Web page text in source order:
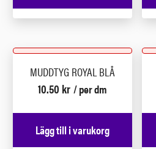
MUDDTYG ROYAL BLÅ
10.50 kr / per dm
Lägg till i varukorg